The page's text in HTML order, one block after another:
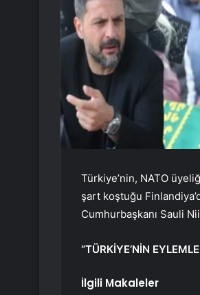
Türkiye’nin, NATO
şart koştuğu
Cumhurbaşkanı Sauli
“TÜRKİYE’NİN
İlgili Makaleler